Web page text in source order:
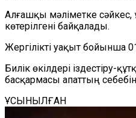
Алғашқы мәліметке сәйкес,
көтерілгені байқалады.
Жергілікті уақыт бойынша
Билік өкілдері іздестіру-
басқармасы апаттың
ҰСЫНЫЛҒАН